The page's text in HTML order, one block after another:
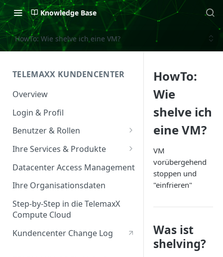
Knowledge Base
HowTo: Wie shelve ich eine VM?
TELEMAXX KUNDENCENTER
Overview
Login & Profil
Benutzer & Rollen
Benutzer verwalten
Rollen & Rechte
Ihre Services & Produkte
Services Overview
Service Management
Service & Vertrag
Ansprechpartner &
Berechtigte Personen
Datacenter Access Management
Ihre Organisationsdaten
Step-by-Step in die TelemaxX
Compute Cloud
Kundencenter Change Log
HowTo:
Wie
shelve ich
eine VM?
VM
vorübergehend
stoppen und
"einfrieren"
Was ist
shelving?